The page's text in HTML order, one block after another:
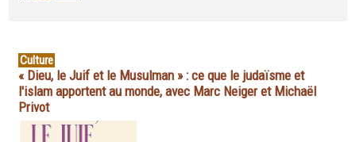
Culture
« Dieu, le Juif et le Musulman » : ce que le judaïsme et
l'islam apportent au monde, avec Marc Neiger et Michaël
Privot